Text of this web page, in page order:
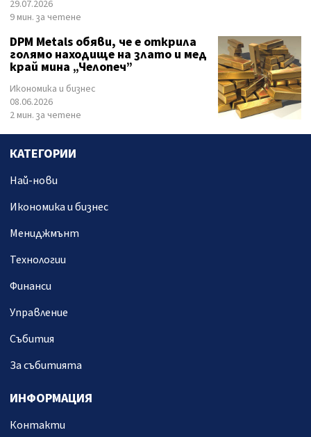
29.07.2026
9 мин. за четене
DPM Metals обяви, че е открила
голямо находище на злато и мед
край мина „Челопеч”
Икономика и бизнес
08.06.2026
2 мин. за четене
КАТЕГОРИИ
Най-нови
Икономика и бизнес
Мениджмънт
Технологии
Финанси
Управление
Събития
За събитията
ИНФОРМАЦИЯ
Контакти